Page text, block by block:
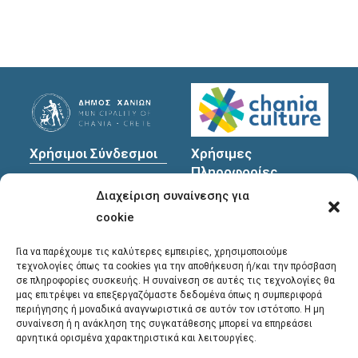
Διαχείριση συναίνεσης για
cookie
Για να παρέχουμε τις καλύτερες εμπειρίες, χρησιμοποιούμε
τεχνολογίες όπως τα cookies για την αποθήκευση ή/και την πρόσβαση
σε πληροφορίες συσκευής. Η συναίνεση σε αυτές τις τεχνολογίες θα
μας επιτρέψει να επεξεργαζόμαστε δεδομένα όπως η συμπεριφορά
περιήγησης ή μοναδικά αναγνωριστικά σε αυτόν τον ιστότοπο. Η μη
συναίνεση ή η ανάκληση της συγκατάθεσης μπορεί να επηρεάσει
αρνητικά ορισμένα χαρακτηριστικά και λειτουργίες.
Χρήσιμοι Σύνδεσμοι
Προσωπικών
Χρήσιμες
Πληροφορίες
Διεύθυνση
Χανιά, 731 35
Τηλέφωνα
επικοινωνίας:
28213 41661
28213